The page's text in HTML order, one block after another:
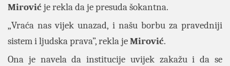
Mirovićje rekla da je presuda šokantna.
„Vraća nas vijek unazad, i našu borbu za pravedniji
sistem i ljudska prava”, rekla jeMirović.
Ona je navela da institucije uvijek zakažu i da se